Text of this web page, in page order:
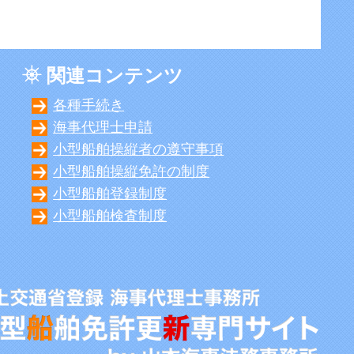
関連コンテンツ
各種手続き
海事代理士申請
小型船舶操縦者の遵守事項
小型船舶操縦免許の制度
小型船舶登録制度
小型船舶検査制度